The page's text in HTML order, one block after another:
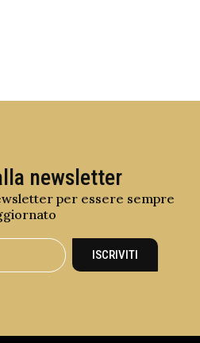
newsletter
per essere sempre
ISCRIVITI